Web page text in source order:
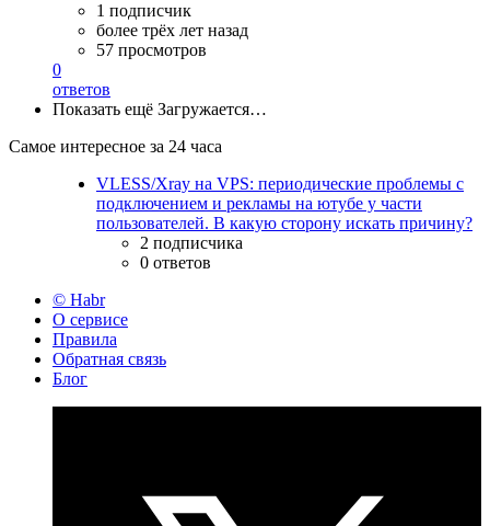
1 подписчик
более трёх лет назад
57 просмотров
0
ответов
Показать ещё Загружается…
Самое интересное за 24 часа
VLESS/Xray на VPS: периодические проблемы с
подключением и рекламы на ютубе у части
пользователей. В какую сторону искать причину?
2 подписчика
0 ответов
© Habr
О сервисе
Правила
Обратная связь
Блог